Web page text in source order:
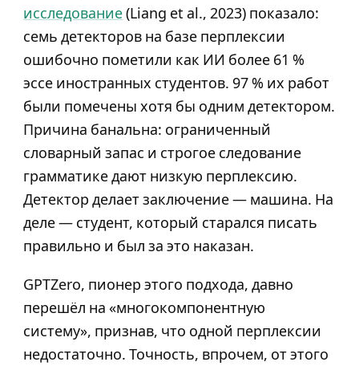
исследование(Liang et al., 2023) показало:
семь детекторов на базе перплексии
ошибочно пометили как ИИ более 61 %
эссе иностранных студентов. 97 % их работ
были помечены хотя бы одним детектором.
Причина банальна: ограниченный
словарный запас и строгое следование
грамматике дают низкую перплексию.
Детектор делает заключение — машина. На
деле — студент, который старался писать
правильно и был за это наказан.
GPTZero, пионер этого подхода, давно
перешёл на «многокомпонентную
систему», признав, что одной перплексии
недостаточно. Точность, впрочем, от этого